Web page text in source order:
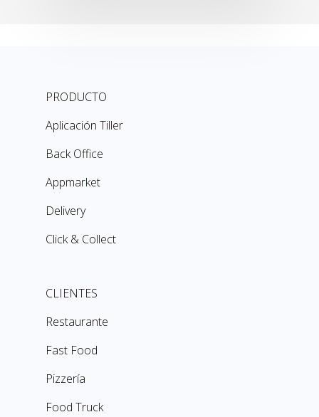
PRODUCTO
Aplicación Tiller
Back Office
Appmarket
Delivery
Click & Collect
CLIENTES
Restaurante
Fast Food
Pizzería
Food Truck